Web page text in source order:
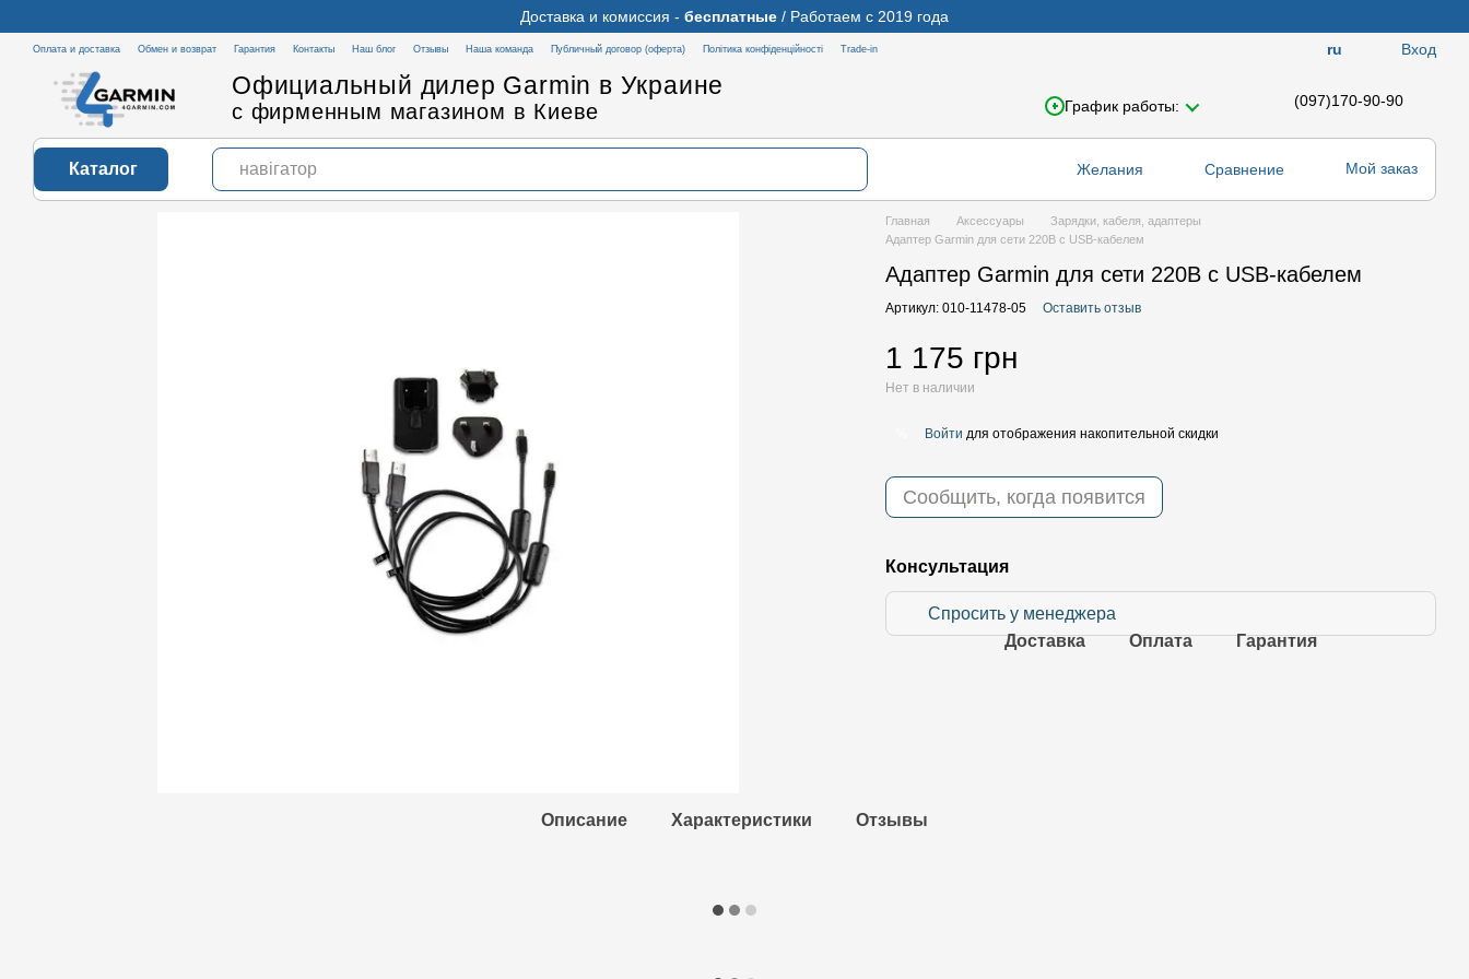
Доставка и комиссия - бесплатные / Работаем с 2019 года
Оплата и доставка Обмен и возврат Гарантия Контакты Наш блог Отзывы Наша команда Публичный договор (оферта) Політика конфіденційності Trade-in ru Вход
Официальный дилер Garmin в Украине
с фирменным магазином в Киеве График работы: (097)170-90-90
Каталог Желания Сравнение Мой заказ
Главная Аксессуары
Зарядки, кабеля, адаптеры
Адаптер Garmin для сети 220В с USB-кабелем
Адаптер Garmin для сети 220В с USB-кабелем
Артикул: 010-11478-05 Оставить отзыв
1 175 грн
Нет в наличии
Войти для отображения накопительной скидки
Сообщить, когда появится
Консультация
Спросить у менеджера
Доставка
Оплата Гарантия
Описание Характеристики Отзывы